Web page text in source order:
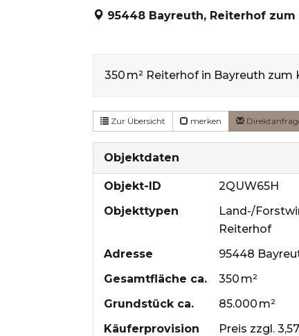
95448 Bayreuth, Reiterhof zum
350 m² Reiterhof in Bayreuth zum
Zur Übersicht merken
Objektdaten
Objekt-ID
2QUW65H
Objekttypen
Land-/
Reiterhof
Adresse
95448
Gesamtfläche ca.
350 m²
Grund­stück ca.
85.000 m²
Käufer­provision
Preis zzgl.